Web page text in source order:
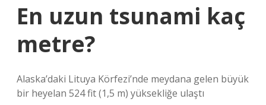
En uzun tsunami kaç
metre?
Alaska’daki Lituya Körfezi’nde meydana gelen büyük
bir heyelan 524 fit (1,5 m) yüksekliğe ulaştı